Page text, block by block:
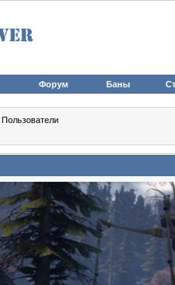
Форум Баны
Пользователи